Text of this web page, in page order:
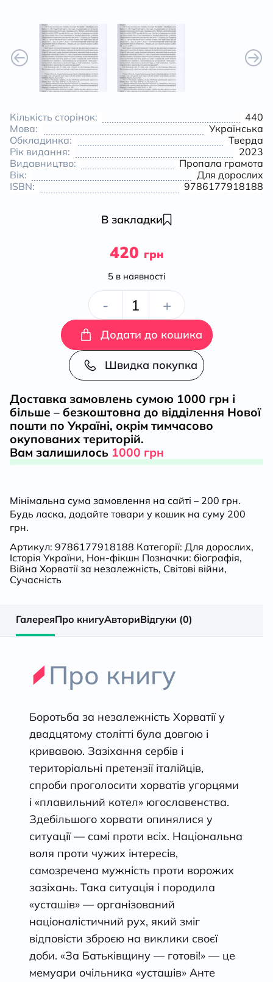
Кількість сторінок:
440
Мова:
Українська
Обкладинка:
Тверда
Рік видання:
2023
Видавництво:
Пропала грамота
Вік:
Для дорослих
ISBN:
9786177918188
В закладки
420 грн
5 в наявності
-
За
Батьківщину
-
готові
2т
кількість
+
Додати до кошика
Швидка покупка
Доставка замовлень сумою 1000 грн і
більше – безкоштовна до відділення Нової
пошти по Україні, окрім тимчасово
окупованих територій.
Вам залишилось 1000 грн
Мінімальна сума замовлення на сайті – 200 грн.
Будь ласка, додайте товари у кошик на суму 200
грн.
Артикул: 9786177918188 Категорії: Для дорослих,
Історія України, Нон-фікшн Позначки: біографія,
Війна Хорватії за незалежність, Світові війни,
Сучасність
ГалереяПро книгуАвториВідгуки (0)
Про книгу
Боротьба за незалежність Хорватії у
двадцятому столітті була довгою і
кривавою. Зазіхання сербів і
територіальні претензії італійців,
спроби проголосити хорватів угорцями
і «плавильний котел» югославенства.
Здебільшого хорвати опинялися у
ситуації — самі проти всіх. Національна
воля проти чужих інтересів,
самозречена мужність проти ворожих
зазіхань. Така ситуація і породила
«усташів» — організований
націоналістичний рух, який зміг
відповісти зброєю на виклики своєї
доби. «За Батьківщину — готові!» — це
мемуари очільника «усташів» Анте